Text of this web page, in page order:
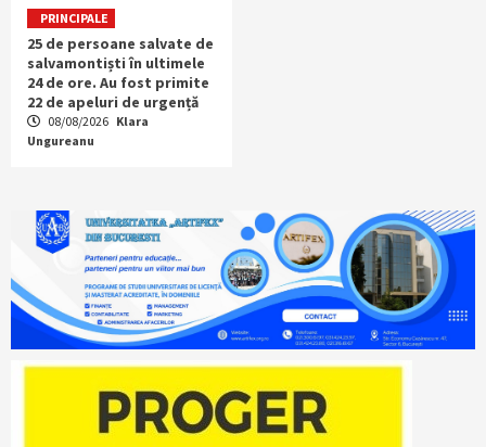
PRINCIPALE
25 de persoane salvate de
salvamontiști în ultimele
24 de ore. Au fost primite
22 de apeluri de urgență
08/08/2026 Klara
Ungureanu